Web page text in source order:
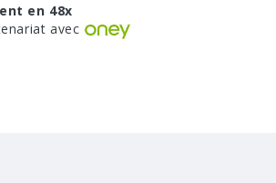
en 48x
avec